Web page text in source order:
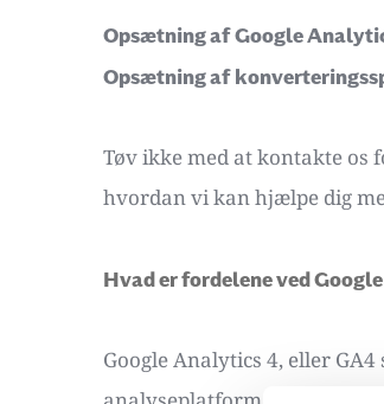
Opsætning af Google
Opsætning af
Tøv ikke med at kontakte os
hvordan vi kan hjælpe dig
Hvad er fordelene ved
Google Analytics 4, eller